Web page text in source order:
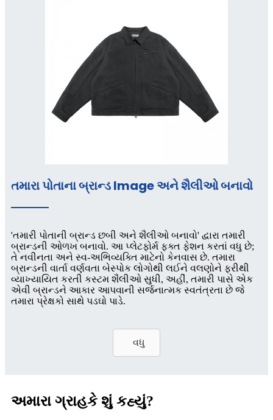
તમારા પોતાના બ્રાન્ડ lmage અને શૈલીઓ બનાવો
'તમારી પોતાની બ્રાન્ડ છબી અને શૈલીઓ બનાવો' દ્વારા તમારી
બ્રાન્ડની ઓળખ બનાવો. આ પ્લેટફોર્મ ફક્ત ફેશન કરતાં વધુ છે;
તે નવીનતા અને સ્વ-અભિવ્યક્તિ માટેનો કેનવાસ છે. તમારા
બ્રાન્ડની વાર્તા વર્ણવતા બેસ્પોક લોગોથી લઈને વલણોને ફરીથી
વ્યાખ્યાયિત કરતી કસ્ટમ શૈલીઓ સુધી, અહીં, તમારી પાસે એક
એવી બ્રાન્ડને આકાર આપવાની સર્જનાત્મક સ્વતંત્રતા છે જે
તમારા પ્રેક્ષકો સાથે પડઘો પાડે.
વધુ
અમારા ગ્રાહકે શું કહ્યું?